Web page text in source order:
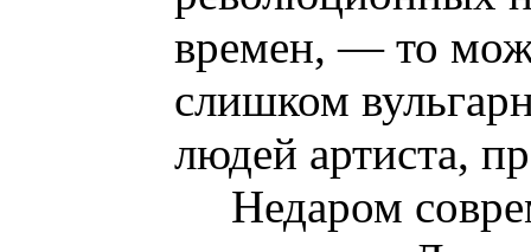
времен, — то
слишком
людей артиста,
Недаром